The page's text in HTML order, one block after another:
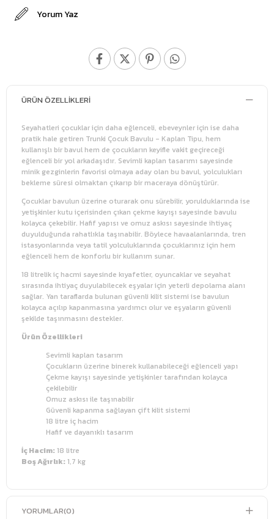
Yorum Yaz
ÜRÜN ÖZELLIKLERI
Seyahatleri çocuklar için daha eğlenceli, ebeveynler için ise daha
pratik hale getiren Trunki Çocuk Bavulu - Kaplan Tipu, hem
kullanışlı bir bavul hem de çocukların keyifle vakit geçireceği
eğlenceli bir yol arkadaşıdır. Sevimli kaplan tasarımı sayesinde
minik gezginlerin favorisi olmaya aday olan bu bavul, yolculukları
bekleme süresi olmaktan çıkarıp bir maceraya dönüştürür.
Çocuklar bavulun üzerine oturarak onu sürebilir, yorulduklarında ise
yetişkinler kutu içerisinden çıkan çekme kayışı sayesinde bavulu
kolayca çekebilir. Hafif yapısı ve omuz askısı sayesinde ihtiyaç
duyulduğunda rahatlıkla taşınabilir. Böylece havaalanlarında, tren
istasyonlarında veya tatil yolculuklarında çocuklarınız için hem
eğlenceli hem de konforlu bir kullanım sunar.
18 litrelik iç hacmi sayesinde kıyafetler, oyuncaklar ve seyahat
sırasında ihtiyaç duyulabilecek eşyalar için yeterli depolama alanı
sağlar. Yan taraflarda bulunan güvenli kilit sistemi ise bavulun
kolayca açılıp kapanmasına yardımcı olur ve eşyaların güvenli
şekilde taşınmasını destekler.
Ürün Özellikleri
Sevimli kaplan tasarım
Çocukların üzerine binerek kullanabileceği eğlenceli yapı
Çekme kayışı sayesinde yetişkinler tarafından kolayca
çekilebilir
Omuz askısı ile taşınabilir
Güvenli kapanma sağlayan çift kilit sistemi
18 litre iç hacim
Hafif ve dayanıklı tasarım
İç Hacim: 18 litre
Boş Ağırlık: 1,7 kg
YORUMLAR(0)